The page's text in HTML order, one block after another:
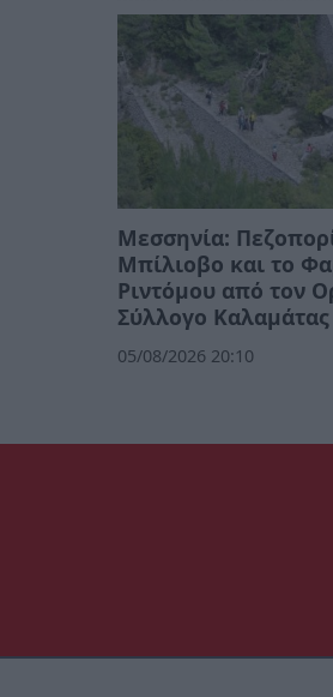
Μεσσηνία:
Μπίλιοβο και το
Ριντόμου από τον
Σύλλογο Καλαμάτας
05/08/2026 20:10